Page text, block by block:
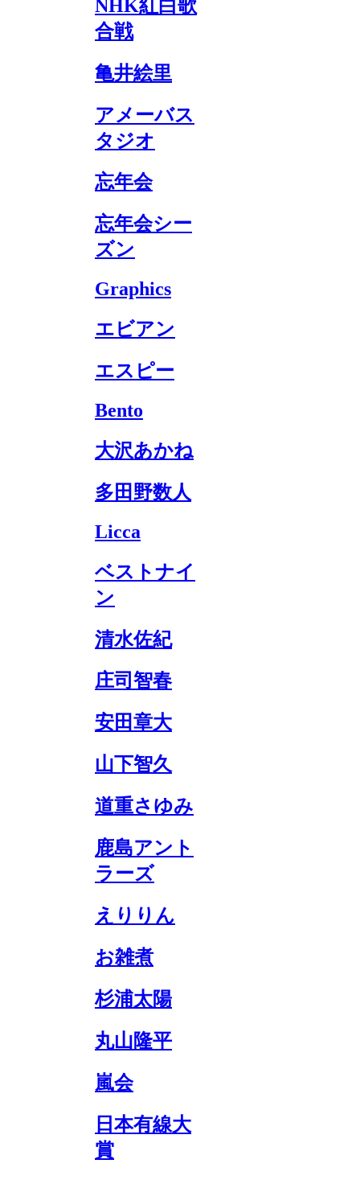
NHK紅白歌
合戦
亀井絵里
アメーバス
タジオ
忘年会
忘年会シー
ズン
Graphics
エビアン
エスピー
Bento
大沢あかね
多田野数人
Licca
ベストナイ
ン
清水佐紀
庄司智春
安田章大
山下智久
道重さゆみ
鹿島アント
ラーズ
えりりん
お雑煮
杉浦太陽
丸山隆平
嵐会
日本有線大
賞